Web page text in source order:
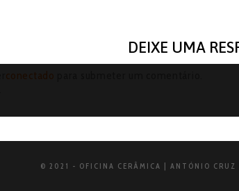
DEIXE UMA
conectado
© 2021 - OFICINA CERÂMICA | ANTÓNIO CRUZ